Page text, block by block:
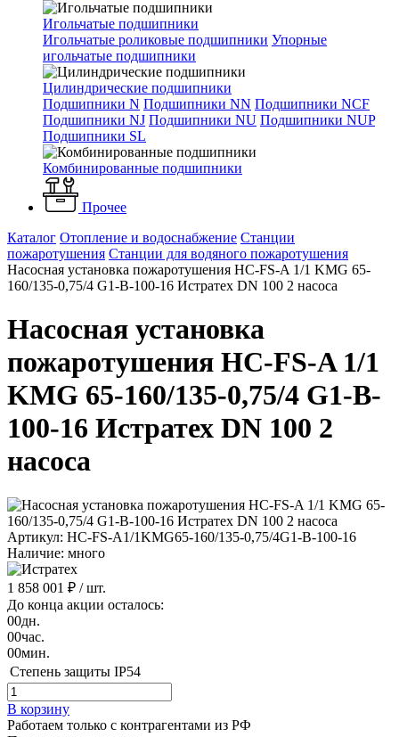
Игольчатые подшипники
Игольчатые роликовые подшипники Упорные
игольчатые подшипники
Цилиндрические подшипники
Подшипники N Подшипники NN Подшипники NCF
Подшипники NJ Подшипники NU Подшипники NUP
Подшипники SL
Комбинированные подшипники
Прочее
Каталог Отопление и водоснабжение Станции
пожаротушения Станции для водяного пожаротушения
Насосная установка пожаротушения HC-FS-A 1/1 KMG 65-
160/135-0,75/4 G1-B-100-16 Истратех DN 100 2 насоса
Насосная установка
пожаротушения HC-FS-A 1/1
KMG 65-160/135-0,75/4 G1-B-
100-16 Истратех DN 100 2
насоса
Артикул: HC-FS-A1/1KMG65-160/135-0,75/4G1-B-100-16
Наличие: много
1 858 001 ₽ / шт.
До конца акции осталось:
00дн.
00час.
00мин.
Степень защиты IP54
В корзину
Работаем только с контрагентами из РФ